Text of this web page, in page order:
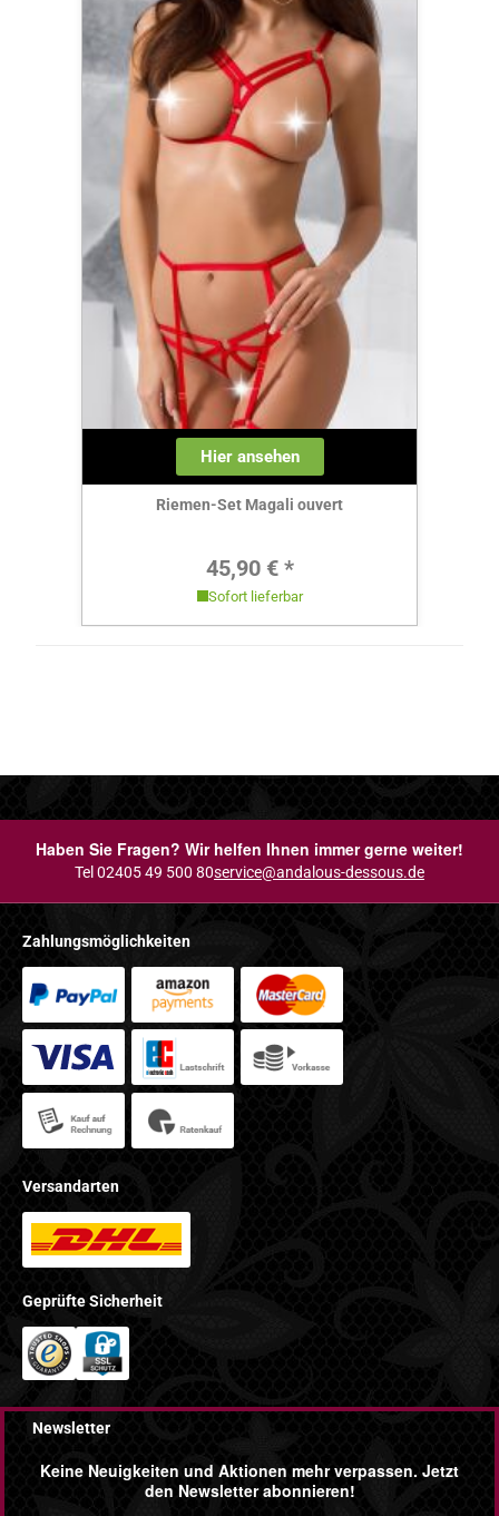
Hier ansehen
Riemen-Set Magali ouvert
Regulärer Preis:
45,90 € *
Sofort lieferbar
Haben Sie Fragen? Wir helfen Ihnen immer gerne weiter!
Tel 02405 49 500 80service@andalous-dessous.de
Zahlungsmöglichkeiten
Versandarten
Geprüfte Sicherheit
Newsletter
Keine Neuigkeiten und Aktionen mehr verpassen. Jetzt
den Newsletter abonnieren!